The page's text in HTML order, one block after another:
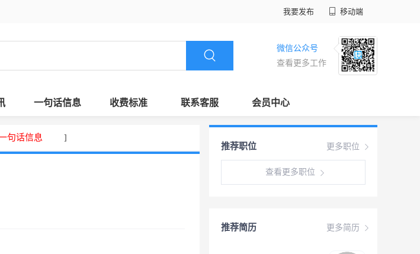
我要发布 移动端
微信公众号
查看更多工作
一句话信息 收费标准 联系客服 会员中心
句话信息 ]
更多职位
推荐职位
查看更多职位
更多简历
推荐简历